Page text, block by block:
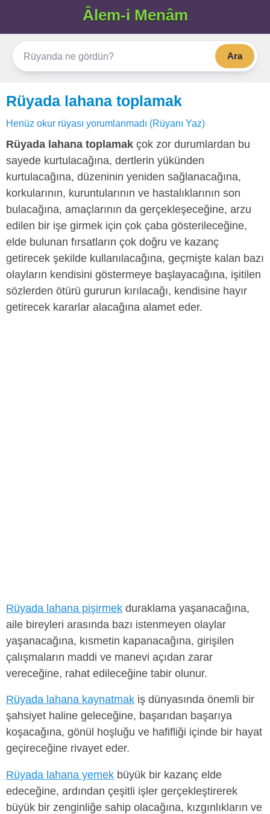
Âlem-i Menâm
Ara
Rüyada lahana toplamak
Henüz okur rüyası yorumlanmadı (Rüyanı Yaz)
Rüyada lahana toplamak çok zor durumlardan bu
sayede kurtulacağına, dertlerin yükünden
kurtulacağına, düzeninin yeniden sağlanacağına,
korkularının, kuruntularının ve hastalıklarının son
bulacağına, amaçlarının da gerçekleşeceğine, arzu
edilen bir işe girmek için çok çaba gösterileceğine,
elde bulunan fırsatların çok doğru ve kazanç
getirecek şekilde kullanılacağına, geçmişte kalan bazı
olayların kendisini göstermeye başlayacağına, işitilen
sözlerden ötürü gururun kırılacağı, kendisine hayır
getirecek kararlar alacağına alamet eder.
Rüyada lahana pişirmek duraklama yaşanacağına,
aile bireyleri arasında bazı istenmeyen olaylar
yaşanacağına, kısmetin kapanacağına, girişilen
çalışmaların maddi ve manevi açıdan zarar
vereceğine, rahat edileceğine tabir olunur.
Rüyada lahana kaynatmak iş dünyasında önemli bir
şahsiyet haline geleceğine, başarıdan başarıya
koşacağına, gönül hoşluğu ve hafifliği içinde bir hayat
geçireceğine rivayet eder.
Rüyada lahana yemek büyük bir kazanç elde
edeceğine, ardından çeşitli işler gerçekleştirerek
büyük bir zenginliğe sahip olacağına, kızgınlıkların ve